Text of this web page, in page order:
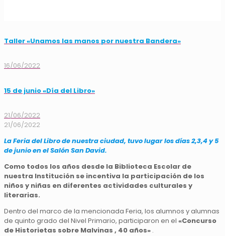
Taller «Unamos las manos por nuestra Bandera»
16/06/2022
15 de junio «Día del Libro»
21/06/2022
21/06/2022
La Feria del Libro de nuestra ciudad, tuvo lugar los días 2,3,4 y 5
de junio en el Salón San David.
Como todos los años desde la Biblioteca Escolar de
nuestra Institución se incentiva la participación de los
niños y niñas en diferentes actividades culturales y
literarias.
Dentro del marco de la mencionada Feria, los alumnos y alumnas
de quinto grado del Nivel Primario, participaron en el «Concurso
de Historietas sobre Malvinas , 40 años» .